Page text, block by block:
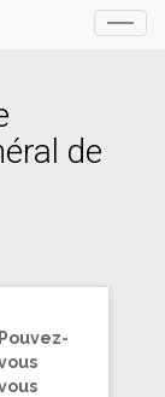
de
Pouvez-